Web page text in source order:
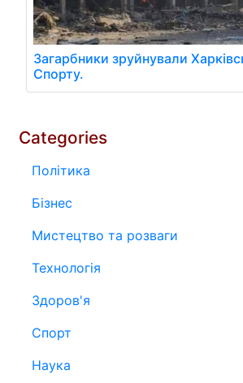
Загарбники зруйнували
Спорту.
Categories
Політика
Бізнес
Мистецтво та розваги
Технологія
Здоров'я
Спорт
Наука